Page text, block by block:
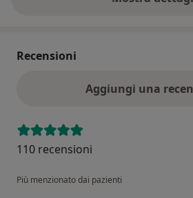
Recensioni
Aggiungi una
110 recensioni
Più menzionato dai pazienti